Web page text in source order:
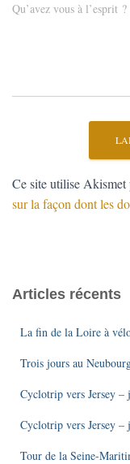
Qu’avez vous à l’esprit ?
Ce site utilise Akismet
sur la façon dont les
Articles récents
La fin de la Loire à
Trois jours au
Cyclotrip vers Jersey –
Cyclotrip vers Jersey –
Tour de la Seine-